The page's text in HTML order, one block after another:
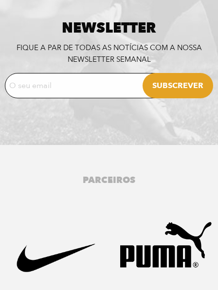
NEWSLETTER
FIQUE A PAR DE TODAS AS NOTÍCIAS COM A NOSSA
NEWSLETTER SEMANAL
PARCEIROS